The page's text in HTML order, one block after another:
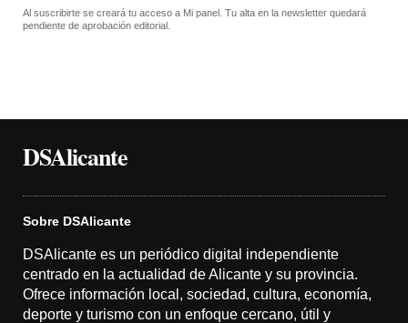
Al suscribirte se creará tu acceso a Mi panel. Tu alta en la newsletter quedará
pendiente de aprobación editorial.
DSAlicante
Sobre DSAlicante
DSAlicante es un periódico digital independiente
centrado en la actualidad de Alicante y su provincia.
Ofrece información local, sociedad, cultura, economía,
deporte y turismo con un enfoque cercano, útil y